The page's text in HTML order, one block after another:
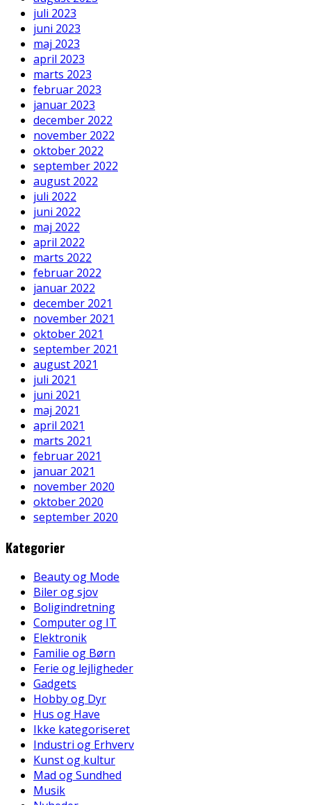
juli 2023
juni 2023
maj 2023
april 2023
marts 2023
februar 2023
januar 2023
december 2022
november 2022
oktober 2022
september 2022
august 2022
juli 2022
juni 2022
maj 2022
april 2022
marts 2022
februar 2022
januar 2022
december 2021
november 2021
oktober 2021
september 2021
august 2021
juli 2021
juni 2021
maj 2021
april 2021
marts 2021
februar 2021
januar 2021
november 2020
oktober 2020
september 2020
Kategorier
Beauty og Mode
Biler og sjov
Boligindretning
Computer og IT
Elektronik
Familie og Børn
Ferie og lejligheder
Gadgets
Hobby og Dyr
Hus og Have
Ikke kategoriseret
Industri og Erhverv
Kunst og kultur
Mad og Sundhed
Musik